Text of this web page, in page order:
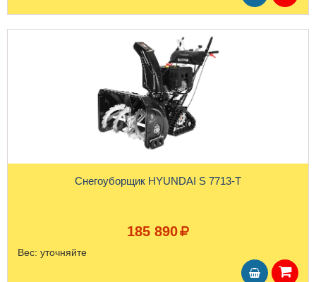
Снегоуборщик HYUNDAI S 7713-T
185 890
Вес: уточняйте